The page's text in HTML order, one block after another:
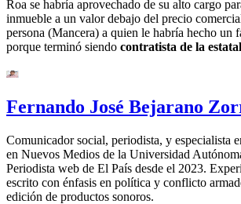
Roa se habría aprovechado de su alto cargo
inmueble a un valor debajo del precio
persona (Mancera) a quien le habría hecho un
porque terminó siendo contratista de la
Fernando José Bejarano
Comunicador social, periodista, y especialista
en Nuevos Medios de la Universidad
Periodista web de El País desde el 2023.
escrito con énfasis en política y conflicto
edición de productos sonoros.